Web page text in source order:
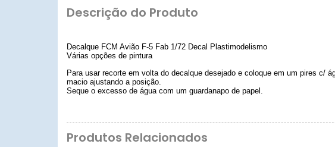
Descrição do Produto
Decalque FCM Avião F-5 Fab 1/72 Decal Plastimodelismo
Várias opções de pintura
Para usar recorte em volta do decalque desejado e coloque em um pires c/
macio ajustando a posição.
Seque o excesso de água com um guardanapo de papel.
Produtos Relacionados